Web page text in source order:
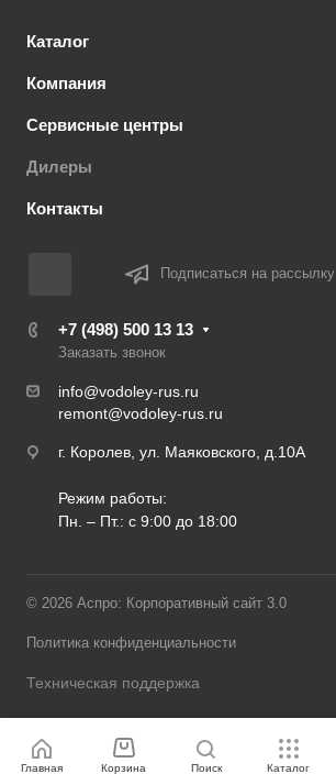
Каталог
Компания
Сервисные центры
Дилеры
Контакты
Подписаться на рассылку
+7 (498) 500 13 13
Заказать звонок
info@vodoley-rus.ru
remont@vodoley-rus.ru
г. Королев, ул. Маяковского, д.10А
Режим работы:
Пн. – Пт.: с 9:00 до 18:00
© 2026 Аспро: Корпоративный сайт 3.0
Политика конфиденциальности
Техническая поддержка
Главная Корзина Поиск Каталог